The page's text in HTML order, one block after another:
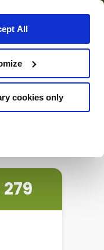
All
cookies only
279